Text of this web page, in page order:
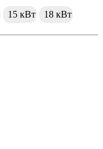
15 кВт 18 кВт